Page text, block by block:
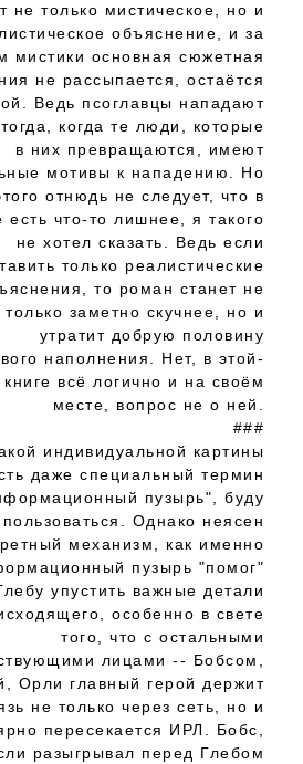
не только мистическое, но и
объяснение, и за
мистики основная сюжетная
не рассыпается, остаётся
Ведь псоглавцы нападают
когда те люди, которые
в них превращаются, имеют
мотивы к нападению. Но
отнюдь не следует, что в
есть что-то лишнее, я такого
не хотел сказать. Ведь если
только реалистические
то роман станет не
только заметно скучнее, но и
утратит добрую половину
наполнения. Нет, в этой-
книге всё логично и на своём
месте, вопрос не о ней.
###
индивидуальной картины
даже специальный термин
пузырь", буду
Однако неясен
механизм, как именно
пузырь "помог"
упустить важные детали
особенно в свете
того, что с остальными
лицами -- Бобсом,
Орли главный герой держит
не только через сеть, но и
пересекается ИРЛ. Бобс,
разыгрывал перед Глебом